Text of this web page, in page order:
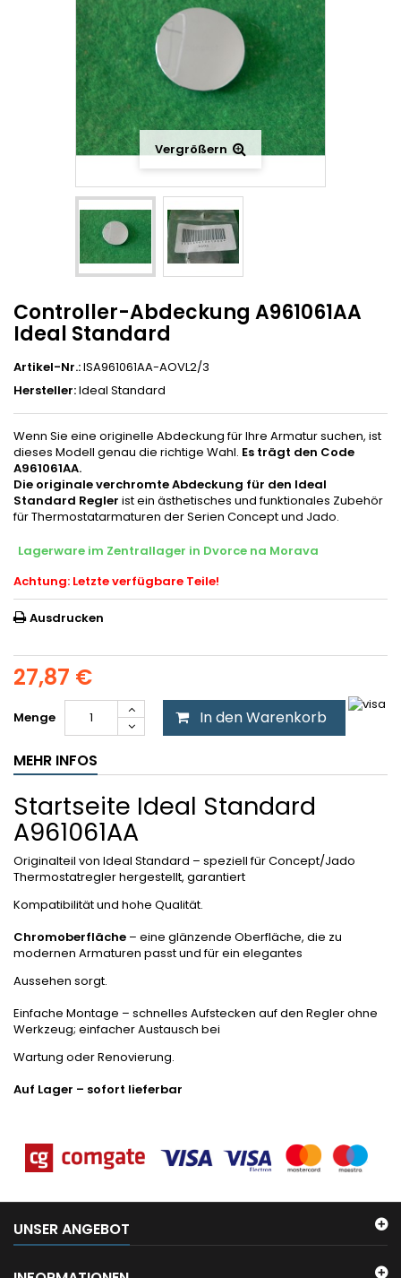
Vergrößern
Controller-Abdeckung A961061AA
Ideal Standard
Artikel-Nr.:ISA961061AA-AOVL2/3
Hersteller:Ideal Standard
Wenn Sie eine originelle Abdeckung für Ihre Armatur suchen, ist
dieses Modell genau die richtige Wahl. Es trägt den Code
A961061AA.
Die originale verchromte Abdeckung für den Ideal
Standard Regler ist ein ästhetisches und funktionales Zubehör
für Thermostatarmaturen der Serien Concept und Jado.
Lagerware im Zentrallager in Dvorce na Morava
Achtung: Letzte verfügbare Teile!
Ausdrucken
27,87 €
Menge In den Warenkorb
MEHR INFOS
Startseite Ideal Standard
A961061AA
Originalteil von Ideal Standard – speziell für Concept/Jado
Thermostatregler hergestellt, garantiert
Kompatibilität und hohe Qualität.
Chromoberfläche – eine glänzende Oberfläche, die zu
modernen Armaturen passt und für ein elegantes
Aussehen sorgt.
Einfache Montage – schnelles Aufstecken auf den Regler ohne
Werkzeug; einfacher Austausch bei
Wartung oder Renovierung.
Auf Lager – sofort lieferbar
UNSER ANGEBOT